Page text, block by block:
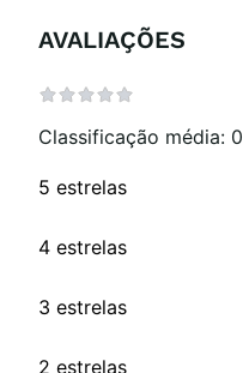
AVALIAÇÕES
Classificação média: 0
5 estrelas
4 estrelas
3 estrelas
2 estrelas